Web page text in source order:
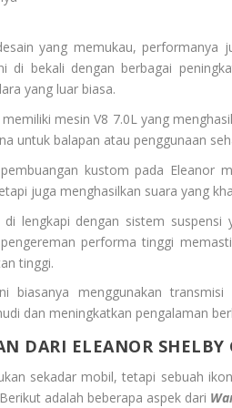
yang memukau, performanya
di bekali dengan berbagai
yang luar biasa.
memiliki mesin V8 7.0L yang
untuk balapan atau penggunaan
kustom pada Eleanor
juga menghasilkan suara yang
di lengkapi dengan sistem
performa tinggi
tinggi.
biasanya menggunakan
dan meningkatkan pengalaman
DARI ELEANOR
sekadar mobil, tetapi sebuah
adalah beberapa aspek dari